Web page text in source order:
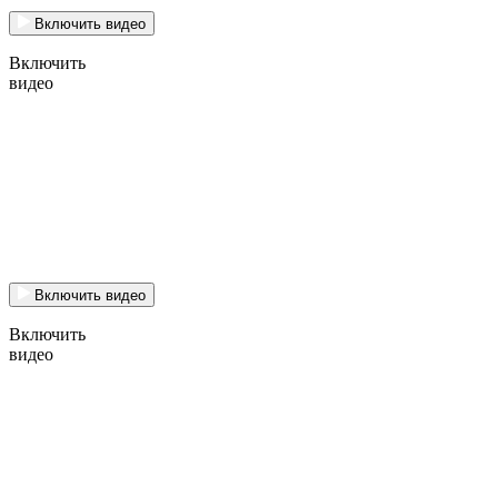
Включить видео
Включить
видео
Включить видео
Включить
видео